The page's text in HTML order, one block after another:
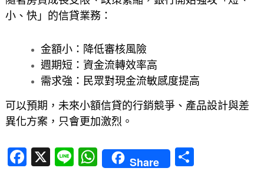
小、快」的信貸業務：
金額小：降低審核風險
週期短：資金流轉效率高
需求強：民眾對現金流敏感度提高
可以預期，未來小額信貸的行銷競爭、產品設計與差
異化方案，只會更加激烈。
F X Li W
h
Share
分